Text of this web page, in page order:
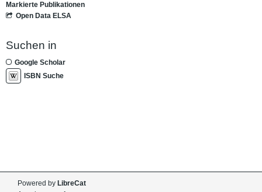
Markierte Publikationen
Open Data ELSA
Suchen in
Google Scholar
ISBN Suche
Powered by LibreCat